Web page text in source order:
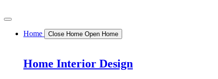
til
Home
Close Home Open Home
Home Interior Design